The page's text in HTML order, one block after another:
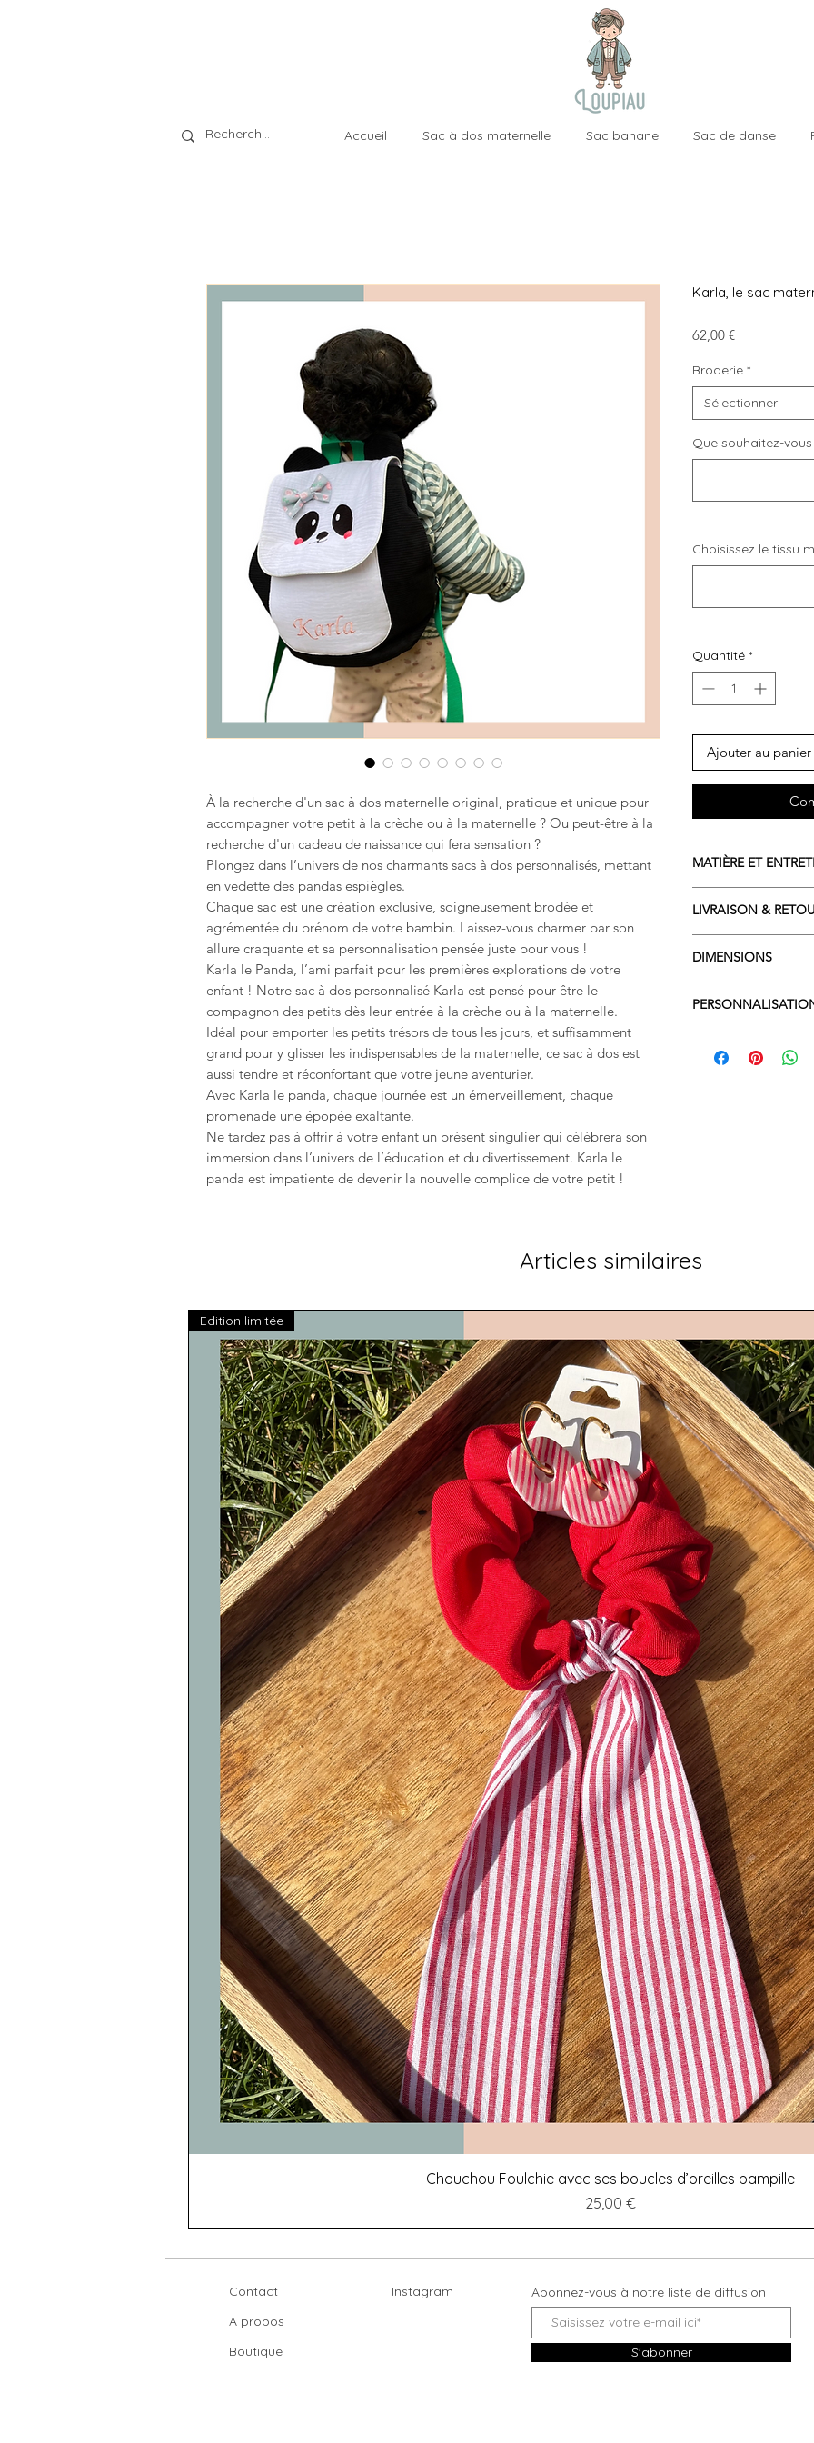
Accueil Sac à dos maternelle Sac banane Sac de danse
À la recherche d'un sac à dos maternelle original, pratique et unique pour
accompagner votre petit à la crèche ou à la maternelle ? Ou peut-être à la
recherche d'un cadeau de naissance qui fera sensation ?
Plongez dans l’univers de nos charmants sacs à dos personnalisés, mettant
en vedette des pandas espiègles.
Chaque sac est une création exclusive, soigneusement brodée et
agrémentée du prénom de votre bambin. Laissez-vous charmer par son
allure craquante et sa personnalisation pensée juste pour vous !
Karla le Panda, l’ami parfait pour les premières explorations de votre
enfant ! Notre sac à dos personnalisé Karla est pensé pour être le
compagnon des petits dès leur entrée à la crèche ou à la maternelle.
Idéal pour emporter les petits trésors de tous les jours, et suffisamment
grand pour y glisser les indispensables de la maternelle, ce sac à dos est
aussi tendre et réconfortant que votre jeune aventurier.
Avec Karla le panda, chaque journée est un émerveillement, chaque
promenade une épopée exaltante.
Ne tardez pas à offrir à votre enfant un présent singulier qui célébrera son
immersion dans l’univers de l’éducation et du divertissement. Karla le
panda est impatiente de devenir la nouvelle complice de votre petit !
Karla, le sac
62,00 €Prix
Broderie *
Sélectionner
Que souhaitez-
Choisissez le tissu
Quantité *
Ajouter au panier
MATIÈRE ET
Matière
Tissus motifs et
Molleton : 80%
CONSEILS
Sèche linge
LIVRAISON &
Commandez
à dos
LOUPIAU sait à
Retour possible
DIMENSIONS
Corps du sac :
prénom de
Articles similaires
Aperçu rapide
Edition limitée
Chouchou Foulchie avec ses boucles d’oreilles pampille
Prix
25,00 €
Contact
A propos
Boutique
Instagram Abonnez-vous à notre liste de diffusion
S'abonner